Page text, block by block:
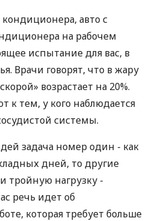
авто с
на рабочем
испытание для вас, в
Врачи говорят, что в жару
возрастает на 20%.
к тем, у кого наблюдается
системы.
задача номер один - как
дней, то другие
тройную нагрузку -
речь идет об
которая требует больше